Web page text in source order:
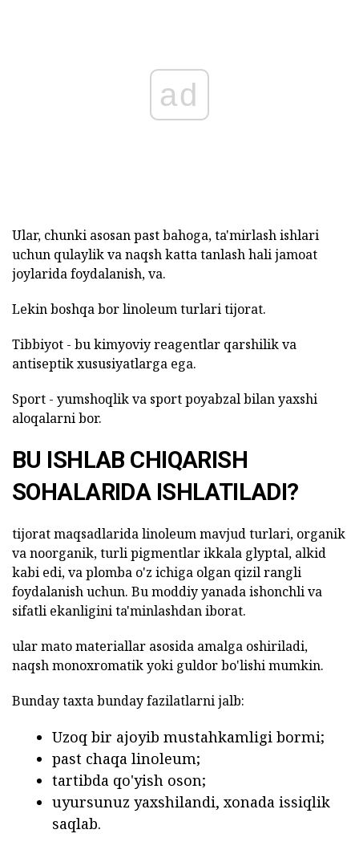
ad
Ular, chunki asosan past bahoga, ta'mirlash ishlari
uchun qulaylik va naqsh katta tanlash hali jamoat
joylarida foydalanish, va.
Lekin boshqa bor linoleum turlari tijorat.
Tibbiyot - bu kimyoviy reagentlar qarshilik va
antiseptik xususiyatlarga ega.
Sport - yumshoqlik va sport poyabzal bilan yaxshi
aloqalarni bor.
BU ISHLAB CHIQARISH
SOHALARIDA ISHLATILADI?
tijorat maqsadlarida linoleum mavjud turlari, organik
va noorganik, turli pigmentlar ikkala glyptal, alkid
kabi edi, va plomba o'z ichiga olgan qizil rangli
foydalanish uchun. Bu moddiy yanada ishonchli va
sifatli ekanligini ta'minlashdan iborat.
ular mato materiallar asosida amalga oshiriladi,
naqsh monoxromatik yoki guldor bo'lishi mumkin.
Bunday taxta bunday fazilatlarni jalb:
Uzoq bir ajoyib mustahkamligi bormi;
past chaqa linoleum;
tartibda qo'yish oson;
uyursunuz yaxshilandi, xonada issiqlik
saqlab.